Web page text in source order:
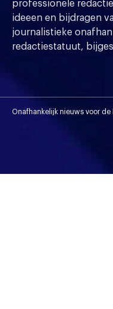
professionele
ideeen en bijdragen
journalistieke
redactiestatuut,
Onafhankelijk nieuws voor de